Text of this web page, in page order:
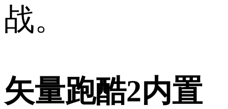
战。
矢量跑酷2内置